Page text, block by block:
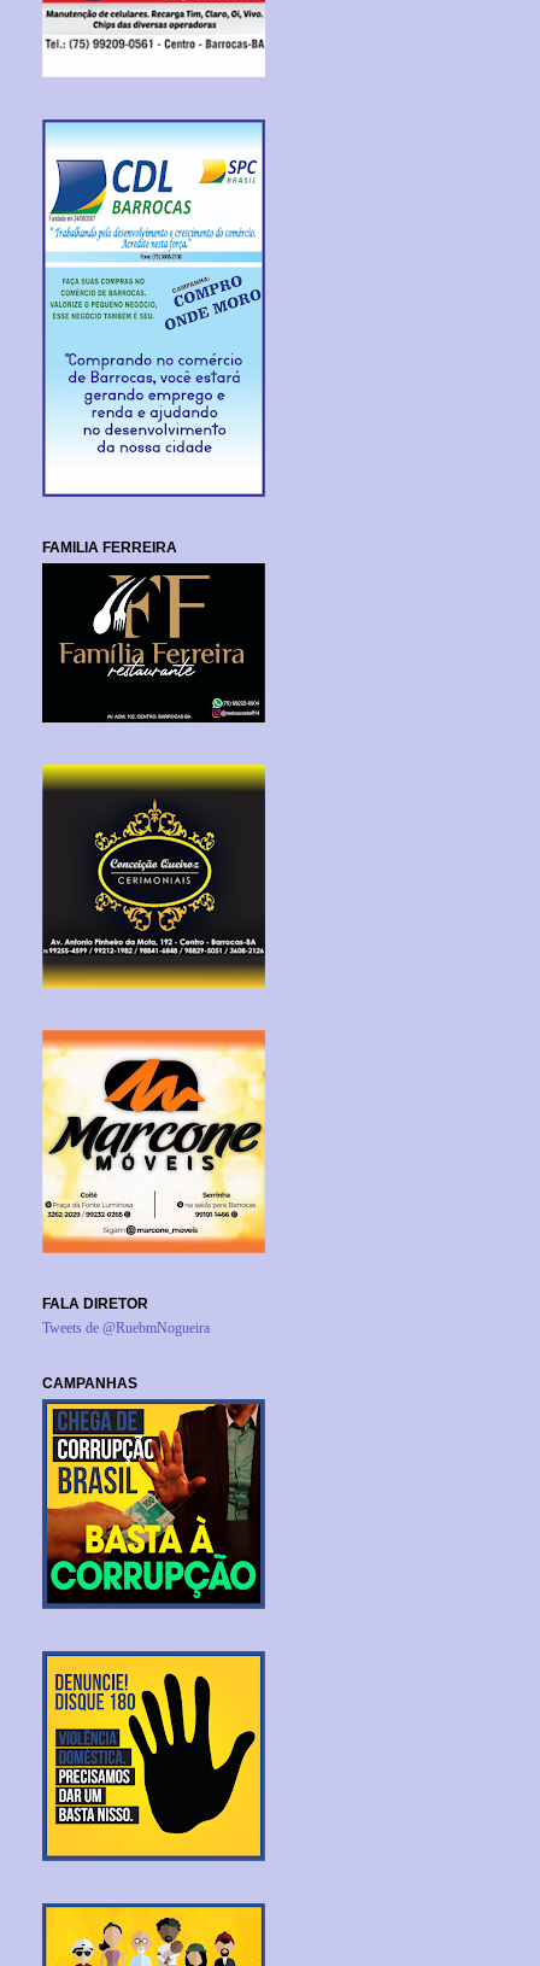
FAMILIA FERREIRA
FALA DIRETOR
Tweets de @RuebmNogueira
CAMPANHAS